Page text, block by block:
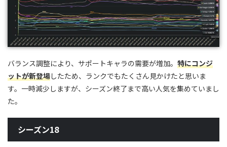
バランス調整により、サポートキャラの需要が増加。 特にコンジ
ットが新登場したため、ランクでもたくさん見かけたと思いま
す。一時減少しますが、シーズン終了まで高い人気を集めていまし
た。
シーズン18